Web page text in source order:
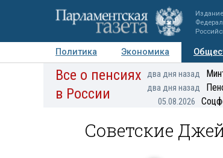
Издание
Политика Экономика
Авторы Персоны Мнения
Все о пенсиях
в России
два дня назад
два дня назад
05.08.2026
Советские